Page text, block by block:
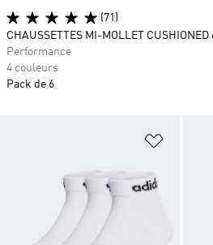
(71)
CHAUSSETTES MI-MOLLET CUSHIONED
Performance
4 couleurs
Pack de 6